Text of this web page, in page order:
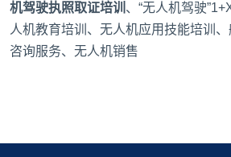
机驾驶执照取证培训 、“无人机驾驶
人机教育培训、无人机应用技能培训
咨询服务、无人机销售